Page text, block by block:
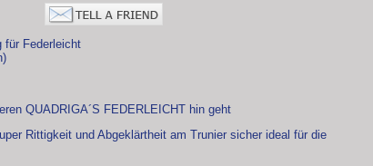
für Federleicht
)
QUADRIGA´S FEDERLEICHT hin geht
Rittigkeit und Abgeklärtheit am Trunier sicher ideal für die